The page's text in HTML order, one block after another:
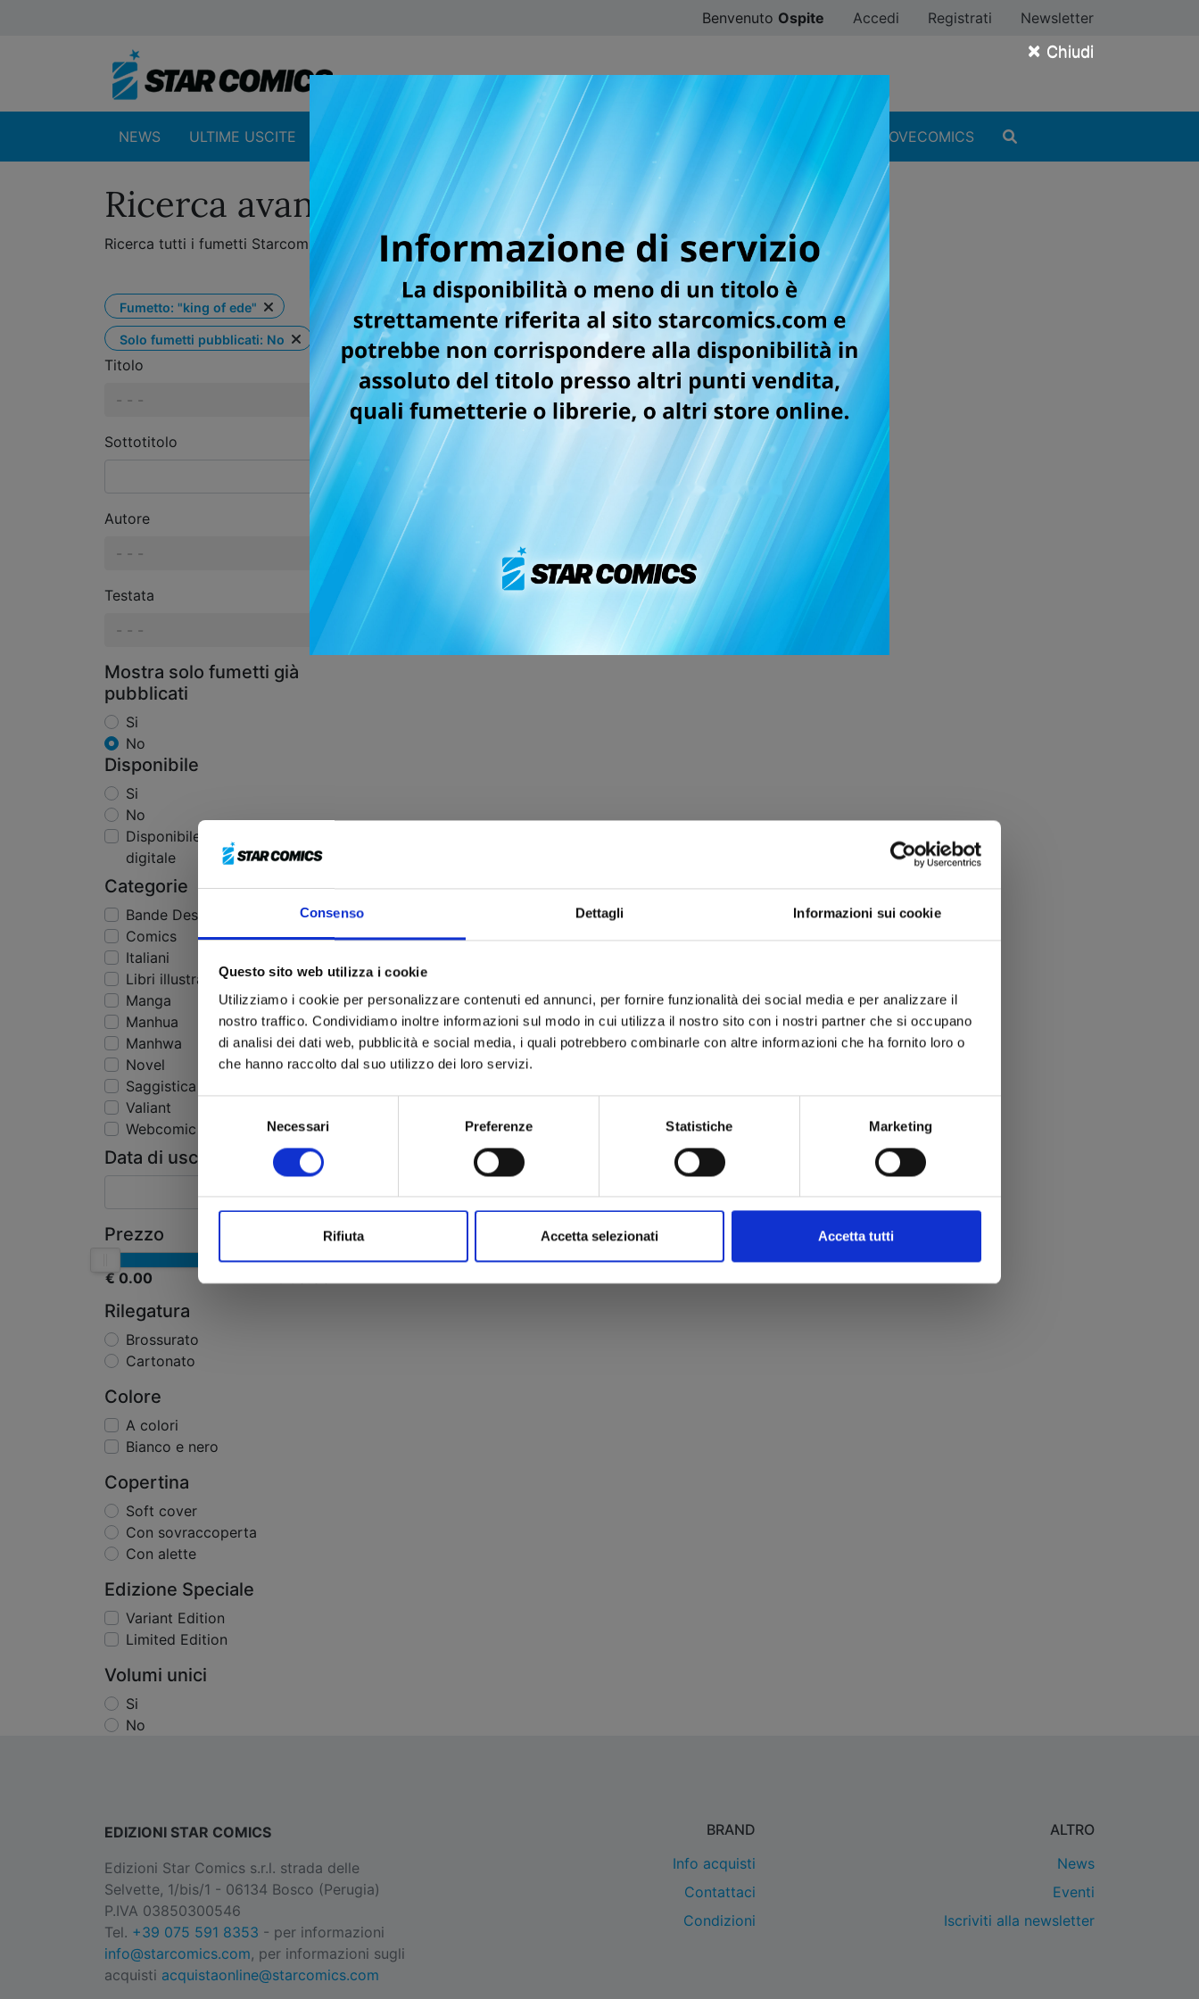
Consenso Dettagli Informazioni sui cookie
Questo sito web utilizza i cookie
Utilizziamo i cookie per personalizzare contenuti ed annunci, per fornire funzionalità dei social media e per analizzare il
nostro traffico. Condividiamo inoltre informazioni sul modo in cui utilizza il nostro sito con i nostri partner che si occupano
di analisi dei dati web, pubblicità e social media, i quali potrebbero combinarle con altre informazioni che ha fornito loro o
che hanno raccolto dal suo utilizzo dei loro servizi.
Necessari Preferenze Statistiche Marketing
Rifiuta Accetta selezionati Accetta tutti
× Chiudi
Benvenuto Ospite Accedi Registrati Newsletter
NEWS ULTIME USCITE CATALOGO SFOGLIA ONLINE DIGISTAR #ILOVEMANGA #ILOVECOMICS
Ricerca avanzata fumetti
Ricerca tutti i fumetti Starcomics per titolo, categoria, sottocategoria, autore oppure testata.
Fumetto: "king of ede" Rimuovi filtro
Solo fumetti pubblicati: No
Rimuovi filtro
Titolo
- - -
Sottotitolo
Autore
- - -
Testata
- - -
Mostra solo fumetti già
pubblicati
Si
No
Disponibile
Si
No
Disponibile in edizione
digitale
Categorie
Bande Dessinée
Comics
Italiani
Libri illustrazioni
Manga
Manhua
Manhwa
Novel
Saggistica
Valiant
Webcomic
Data di uscita
Prezzo
€ 0.00 € 50.00
Rilegatura
Brossurato
Cartonato
Colore
A colori
Bianco e nero
Copertina
Soft cover
Con sovraccoperta
Con alette
Edizione Speciale
Variant Edition
Limited Edition
Volumi unici
Si
No
La ricerca non ha prodotto risultati!
EDIZIONI STAR COMICS
Edizioni Star Comics s.r.l. strada delle
Selvette, 1/bis/1 - 06134 Bosco (Perugia)
P.IVA 03850300546
Tel. +39 075 591 8353 - per informazioni
info@starcomics.com, per informazioni sugli
acquisti acquistaonline@starcomics.com
BRAND
Info acquisti
Contattaci
Condizioni
ALTRO
News
Eventi
Iscriviti alla newsletter